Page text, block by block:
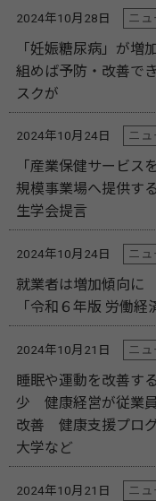
2024年10月28日 ニュ
「妊娠糖尿病」が
組めば予防・改善で
スクが
2024年10月24日 ニュ
「産業保健サービス
規模事業場へ提供す
生学会提言
2024年10月24日 ニュ
就業者は増加傾向に
「令和６年版 労働
2024年10月21日 ニュ
睡眠や運動を改善す
少 健康経営が従業
改善 健康支援プロ
大学など
2024年10月21日 ニュ